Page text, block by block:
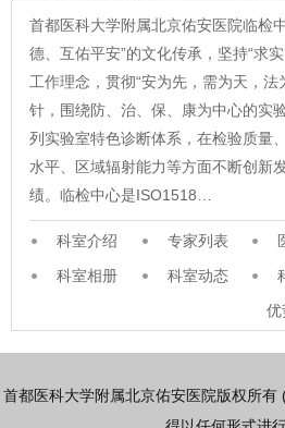
首都医科大学附属北京佑安医院临检
德、互佑平安”的文化传承，坚持“求
工作理念，贯彻“安为先，需为天，法
针，围绕防、治、保、康为中心的实
列实验室特色诊断体系，在检验质量
水平、区域辐射能力等方面不断创新
绩。临检中心是ISO1518…
科室介绍 专家列表
科室相册
科室动态
优
首都医科大学附属北京佑安医院版权所有